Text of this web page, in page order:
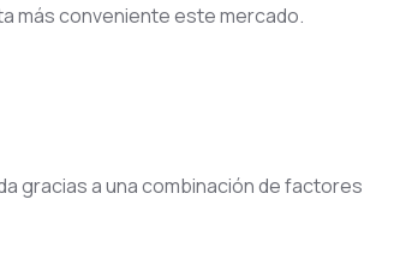
más conveniente este mercado.
gracias a una combinación de factores